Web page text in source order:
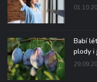
Babí
plody i